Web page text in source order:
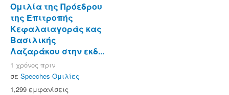
Ομιλία της Πρόεδρου
της Επιτροπής
Κεφαλαιαγοράς κας
Βασιλικής
Λαζαράκου στην εκδ...
1 χρόνος πριν
σε Speeches-Ομιλίες
1,299 εμφανίσεις